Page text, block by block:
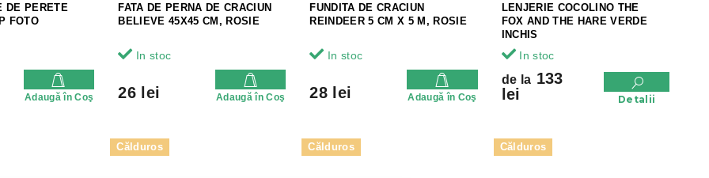
DE PERETE
FOTO
Adaugă în Coş
FATA DE PERNA DE CRACIUN
BELIEVE 45X45 CM, ROSIE
In stoc
26 lei Adaugă în Coş
FUNDITA DE CRACIUN
REINDEER 5 CM X 5 M, ROSIE
In stoc
28 lei Adaugă în Coş
LENJERIE COCOLINO THE
FOX AND THE HARE VERDE
INCHIS
In stoc
de la 133
lei
Detalii
Călduros Călduros Călduros